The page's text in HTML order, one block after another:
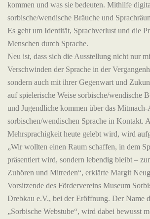
kommen und was sie bedeuten. Mithilfe
sorbische/wendische Bräuche und
Es geht um Identität, Sprachverlust und die
Menschen durch Sprache.
Neu ist, dass sich die Ausstellung nicht nur
Verschwinden der Sprache in der
sondern auch mit ihrer Gegenwart und
auf spielerische Weise sorbische/wendische
und Jugendliche kommen über das
sorbischen/wendischen Sprache in Kontakt.
Mehrsprachigkeit heute gelebt wird, wird
„Wir wollten einen Raum schaffen, in dem
präsentiert wird, sondern lebendig bleibt –
Zuhören und Mitreden“, erklärte Margit
Vorsitzende des Fördervereins Museum
Drebkau e.V., bei der Eröffnung. Der Name
„Sorbische Webstube“, wird dabei bewusst